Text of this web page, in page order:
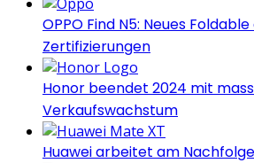
OPPO Find N5: Neues
Zertifizierungen
Honor beendet 2024 mit
Verkaufswachstum
Huawei arbeitet am